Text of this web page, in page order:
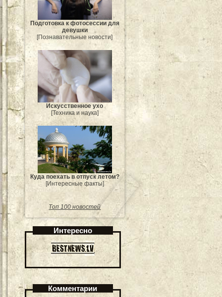
Подготовка к фотосессии для
девушки
[Познавательные новости]
Искусственное ухо
[Техника и наука]
Куда поехать в отпуск летом?
[Интересные факты]
Топ 100 новостей
Интересно
Комментарии